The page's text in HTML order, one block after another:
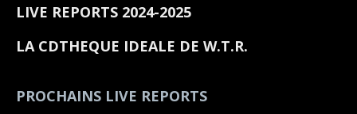
LIVE REPORTS 2024-2025
LA CDTHEQUE IDEALE DE W.T.R.
PROCHAINS LIVE REPORTS